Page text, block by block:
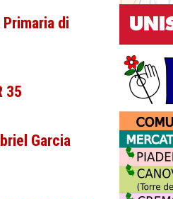
di
35
Garcia